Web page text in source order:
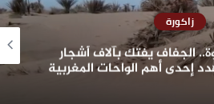
مجتمع
أول تفعيل للسوار
الشيك يدخل حيز التنفيذ